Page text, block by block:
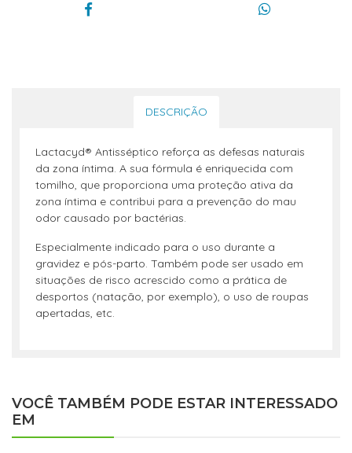
DESCRIÇÃO
Lactacyd® Antisséptico reforça as defesas naturais
da zona íntima. A sua fórmula é enriquecida com
tomilho, que proporciona uma proteção ativa da
zona íntima e contribui para a prevenção do mau
odor causado por bactérias.
Especialmente indicado para o uso durante a
gravidez e pós-parto. Também pode ser usado em
situações de risco acrescido como a prática de
desportos (natação, por exemplo), o uso de roupas
apertadas, etc.
VOCÊ TAMBÉM PODE ESTAR INTERESSADO
EM